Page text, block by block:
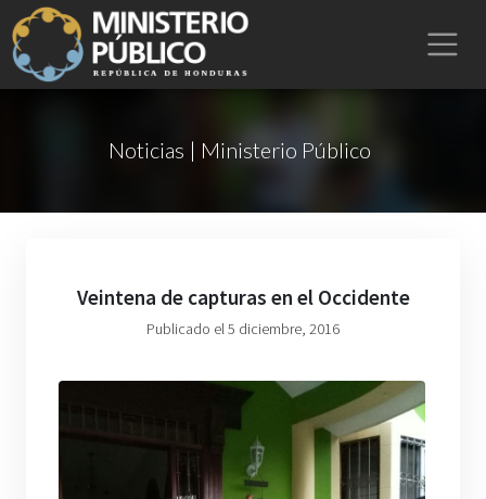
Noticias | Ministerio Público
Veintena de capturas en el Occidente
Publicado el 5 diciembre, 2016